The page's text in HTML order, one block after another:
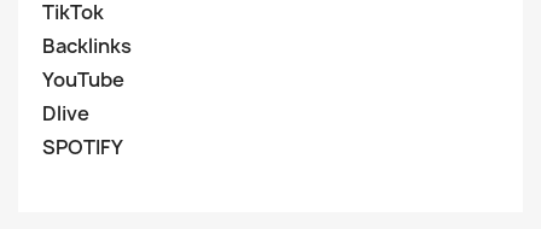
TikTok
Backlinks
YouTube
Dlive
SPOTIFY